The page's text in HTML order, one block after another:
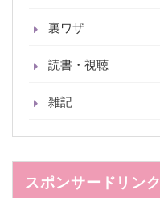
裏ワザ
読書・視聴
雑記
スポンサードリンク